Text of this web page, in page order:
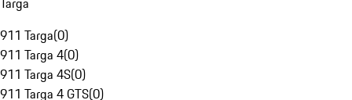
911 Targa(0)
911 Targa 4(0)
911 Targa 4S(0)
911 Targa 4 GTS(0)